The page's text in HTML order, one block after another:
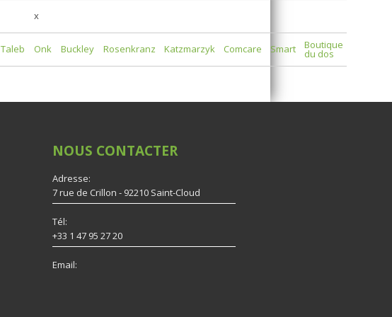
x
Taleb Onk Buckley Rosenkranz Katzmarzyk Comcare Smart Boutique
du dos
NOUS CONTACTER
Adresse:
7 rue de Crillon - 92210 Saint-Cloud
Tél:
+33 1 47 95 27 20
Email: